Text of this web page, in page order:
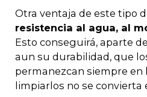
Otra ventaja de este tipo
resistencia al agua, al
Esto conseguirá, aparte
aun su durabilidad, que
permanezcan siempre en
limpiarlos no se